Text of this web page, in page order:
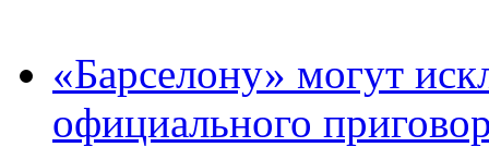
«Барселону» могут
официального